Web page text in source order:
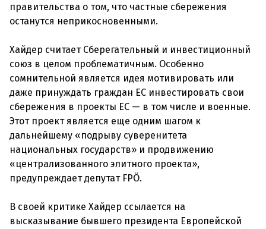
правительства о том, что частные сбережения
останутся неприкосновенными.
Хайдер считает Сберегательный и инвестиционный
союз в целом проблематичным. Особенно
сомнительной является идея мотивировать или
даже принуждать граждан ЕС инвестировать свои
сбережения в проекты ЕС — в том числе и военные.
Этот проект является еще одним шагом к
дальнейшему «подрыву суверенитета
национальных государств» и продвижению
«централизованного элитного проекта»,
предупреждает депутат FPÖ.
В своей критике Хайдер ссылается на
высказывание бывшего президента Европейской